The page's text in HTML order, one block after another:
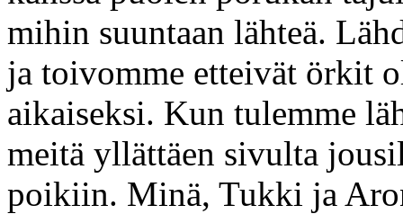
mihin suuntaan lähteä.
ja toivomme etteivät örkit
aikaiseksi. Kun tulemme
meitä yllättäen sivulta
poikiin. Minä, Tukki ja